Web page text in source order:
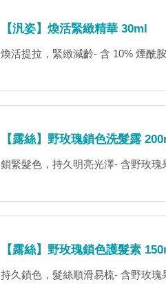
【汎姿】煥活緊緻精華 30ml
煥活提拉，緊緻減齡- 含 10% 煙酰
【露絲】野玫瑰鎖色洗髮露
鎖緊髮色，持久明亮光澤- 含野玫
【露絲】野玫瑰鎖色護髮素
持久鎖色，髮絲順滑易梳- 含野玫